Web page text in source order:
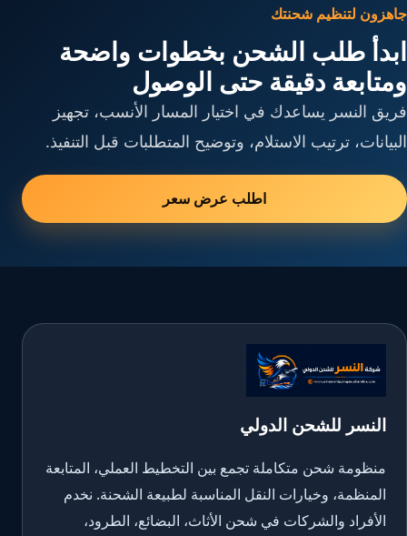
جاهزون لتنظيم شحنتك
ابدأ طلب الشحن بخطوات واضحة
ومتابعة دقيقة حتى الوصول
فريق النسر يساعدك في اختيار المسار الأنسب، تجهيز
البيانات، ترتيب الاستلام، وتوضيح المتطلبات قبل التنفيذ.
اطلب عرض سعر
النسر للشحن الدولي
منظومة شحن متكاملة تجمع بين التخطيط العملي، المتابعة
المنظمة، وخيارات النقل المناسبة لطبيعة الشحنة. نخدم
الأفراد والشركات في شحن الأثاث، البضائع، الطرود،